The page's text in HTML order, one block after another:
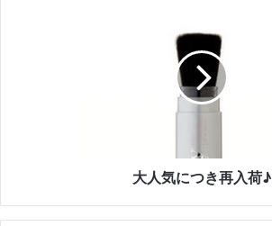
大人気につき再入荷♪